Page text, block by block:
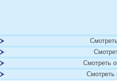
Смотреть
Смотреть